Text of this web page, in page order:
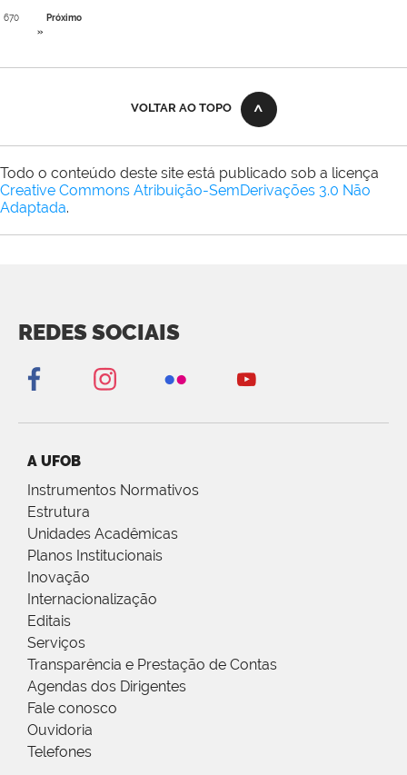
670
Próximo
»
VOLTAR AO TOPO
Todo o conteúdo deste site está publicado sob a licença
Creative Commons Atribuição-SemDerivações 3.0 Não
Adaptada.
REDES SOCIAIS
A UFOB
Instrumentos Normativos
Estrutura
Unidades Acadêmicas
Planos Institucionais
Inovação
Internacionalização
Editais
Serviços
Transparência e Prestação de Contas
Agendas dos Dirigentes
Fale conosco
Ouvidoria
Telefones